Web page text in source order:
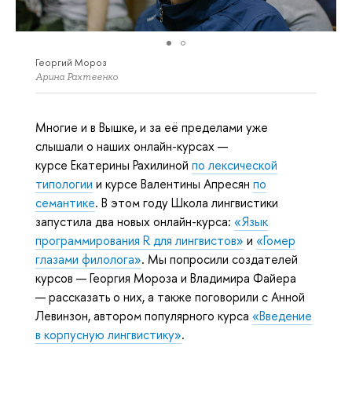
Георгий Мороз
Арина Рахтеенко
Многие и в Вышке, и за её пределами уже
слышали о наших онлайн-курсах —
курсе Екатерины Рахилиной по лексической
типологии и курсе Валентины Апресян по
семантике. В этом году Школа лингвистики
запустила два новых онлайн-курса: «Язык
программирования R для лингвистов» и «Гомер
глазами филолога». Мы попросили создателей
курсов — Георгия Мороза и Владимира Файера
— рассказать о них, а также поговорили с Анной
Левинзон, автором популярного курса «Введение
в корпусную лингвистику».